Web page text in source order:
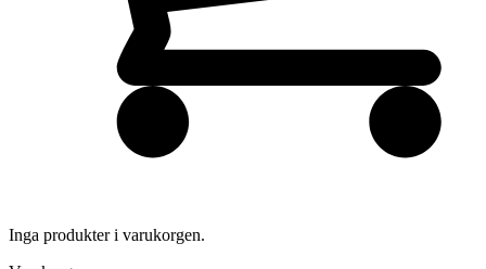
Inga produkter i varukorgen.